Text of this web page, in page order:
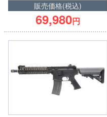
販売価格(税込)
69,980円